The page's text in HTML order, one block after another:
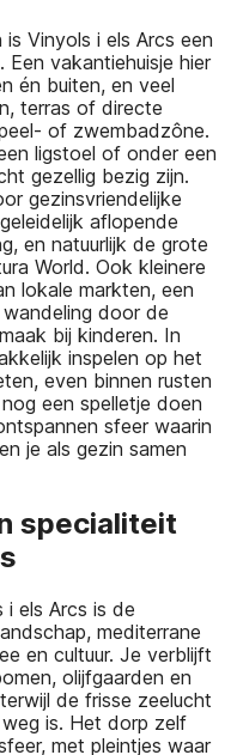
Vinyols i els Arcs een
vakantiehuisje hier
én buiten, en veel
terras of directe
of zwembadzône.
ligstoel of onder een
gezellig bezig zijn.
gezinsvriendelijke
aflopende
en natuurlijk de grote
World. Ook kleinere
lokale markten, een
door de
bij kinderen. In
inspelen op het
even binnen rusten
een spelletje doen
sfeer waarin
je als gezin samen
specialiteit
els Arcs is de
mediterrane
en cultuur. Je verblijft
olijfgaarden en
de frisse zeelucht
is. Het dorp zelf
met pleintjes waar